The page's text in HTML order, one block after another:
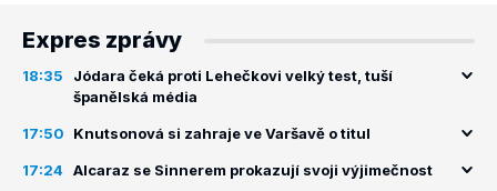
Expres zprávy
18:35
Jódara čeká proti Lehečkovi velký test, tuší
španělská média
17:50 Knutsonová si zahraje ve Varšavě o titul
17:24 Alcaraz se Sinnerem prokazují svoji výjimečnost